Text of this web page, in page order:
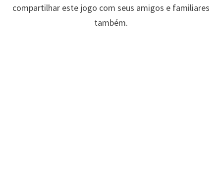
compartilhar este jogo com seus amigos e familiares
também.